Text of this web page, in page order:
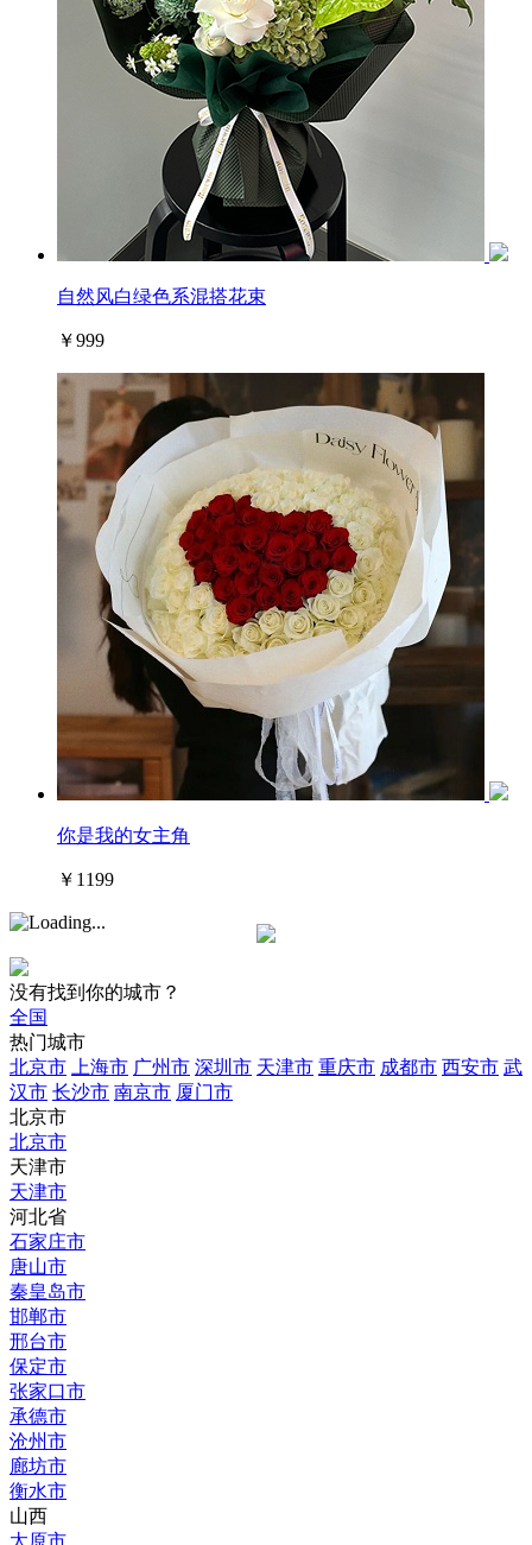
自然风白绿色系混搭花束
￥999
你是我的女主角
￥1199
没有找到你的城市？
全国
热门城市
北京市
上海市 广州市 深圳市 天津市 重庆市 成都市 西安市 武
汉市 长沙市 南京市 厦门市
北京市
北京市
天津市
天津市
河北省
石家庄市
唐山市
秦皇岛市
邯郸市
邢台市
保定市
张家口市
承德市
沧州市
廊坊市
衡水市
山西
太原市